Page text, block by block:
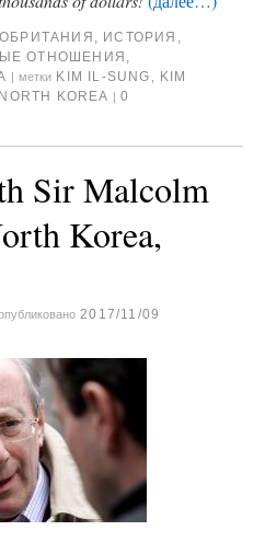
, ИСТОРИЯ ,
ОТНОШЕНИЯ ,
| метки KIM IL-SUNG , KIM
NORTH KOREA | 0
Sir Malcolm
Korea,
2017/11/09